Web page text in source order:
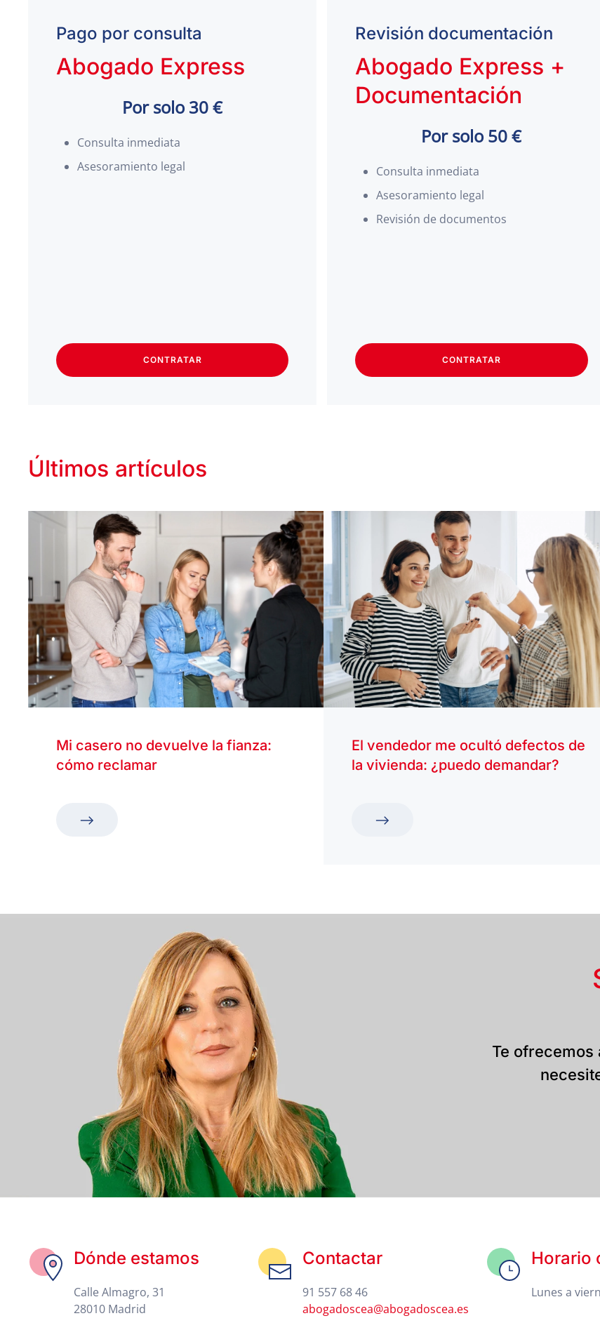
Pago por consulta
Abogado Express
Por solo 30 €
Consulta inmediata
Asesoramiento legal
CONTRATAR
Revisión documentación
Abogado Express +
Documentación
Por solo 50 €
Consulta inmediata
Asesoramiento legal
Revisión de documentos
CONTRATAR
Últimos artículos
Mi casero no devuelve la fianza:
cómo reclamar
El vendedor me ocultó defectos de
la vivienda: ¿puedo demandar?
Te
Dónde estamos
Calle Almagro, 31
28010 Madrid
Contactar
91 557 68 46
abogadoscea@abogadoscea.es
Horario
Lunes a